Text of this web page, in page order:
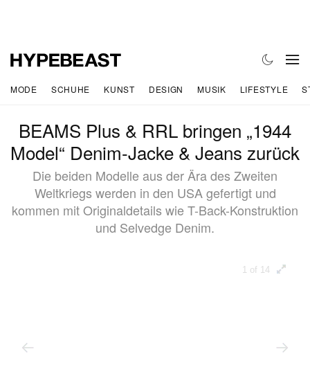
MODE SCHUHE KUNST DESIGN MUSIK LIFESTYLE
BEAMS Plus & RRL bringen „1944
Model“ Denim-Jacke & Jeans zurück
Die beiden Modelle aus der Ära des Zweiten
Weltkriegs werden in den USA gefertigt und
kommen mit Originaldetails wie T-Back-Konstruktion
und Selvedge Denim.
1 of 14